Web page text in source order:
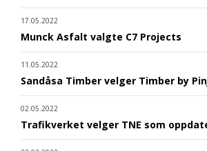
17.05.2022
Munck Asfalt valgte C7 Projects
11.05.2022
Sandåsa Timber velger Timber by
02.05.2022
Trafikverket velger TNE som